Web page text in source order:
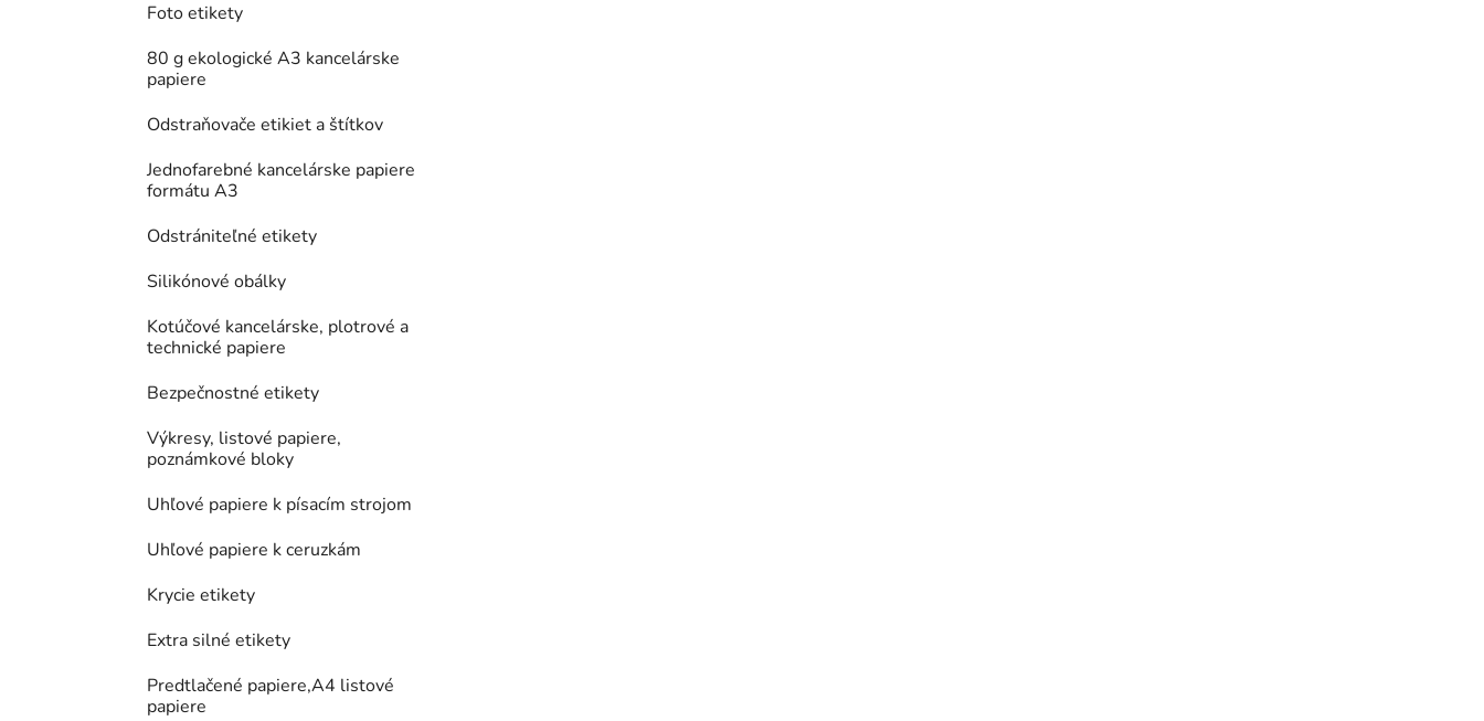
Foto etikety
80 g ekologické A3 kancelárske
papiere
Odstraňovače etikiet a štítkov
Jednofarebné kancelárske papiere
formátu A3
Odstrániteľné etikety
Silikónové obálky
Kotúčové kancelárske, plotrové a
technické papiere
Bezpečnostné etikety
Výkresy, listové papiere,
poznámkové bloky
Uhľové papiere k písacím strojom
Uhľové papiere k ceruzkám
Krycie etikety
Extra silné etikety
Predtlačené papiere,A4 listové
papiere